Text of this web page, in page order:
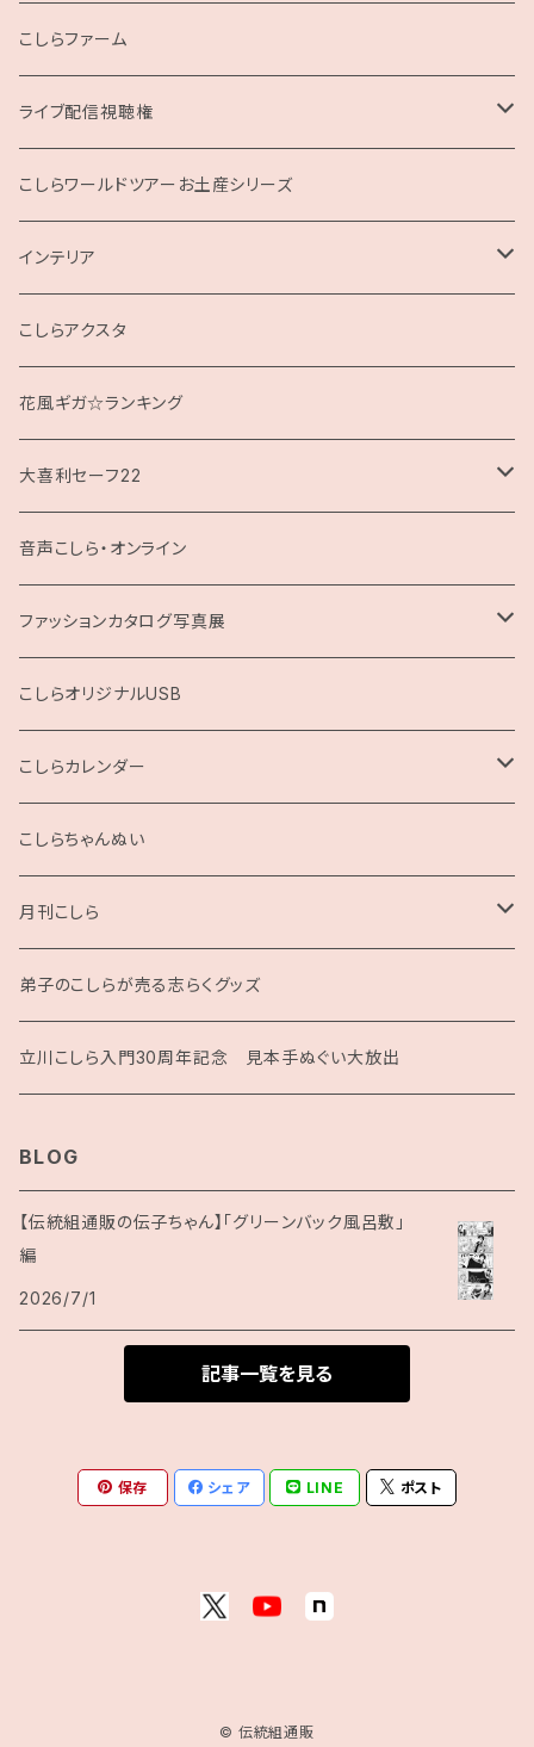
こしらファーム
ライブ配信視聴権
こしらの集いweb
こしらワールドツアーお土産シリーズ
インテリア
クッション
こしらアクスタ
花風ギガ☆ランキング
大喜利セーフ22
お題回答Tシャツ
音声こしら・オンライン
ファッションカタログ写真展
展示用A4サイズ
2L版
こしらオリジナルUSB
こしらカレンダー
2025
こしらちゃんぬい
月刊こしら
月刊こしら用ファイル
月刊こしらバックナンバーセット（紙版）
弟子のこしらが売る志らくグッズ
立川こしら入門30周年記念 見本手ぬぐい大放出
BLOG
【伝統組通販の伝子ちゃん】「グリーンバック風呂敷」
編
2026/7/1
記事一覧を見る
保存 シェア LINE ポスト
© 伝統組通販